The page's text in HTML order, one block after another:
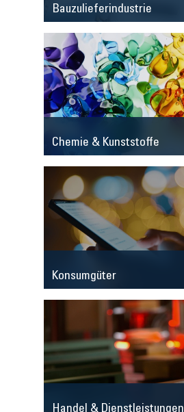
Bauzulieferindustrie
Chemie & Kunststoffe
Konsumgüter
Handel & Dienstleistungen